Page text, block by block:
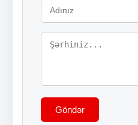
Göndər